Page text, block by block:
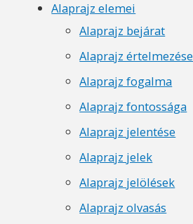
Alaprajz elemei
Alaprajz bejárat
Alaprajz értelmezése
Alaprajz fogalma
Alaprajz fontossága
Alaprajz jelentése
Alaprajz jelek
Alaprajz jelölések
Alaprajz olvasás